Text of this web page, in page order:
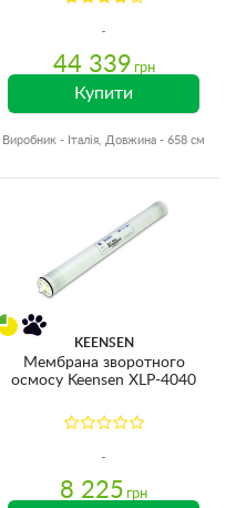
44 339 грн
Купити
Виробник - Італія, Довжина - 658 см
KEENSEN
Мембрана зворотного
осмосу Keensen XLP-4040
8 225 грн